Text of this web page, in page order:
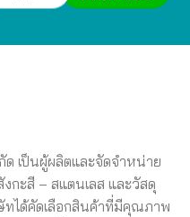
ด เป็นผู้ผลิตและจัดจำหน่าย
กะสี – สแตนเลส และวัสดุ
ทได้คัดเลือกสินค้าที่มีคุณภาพ